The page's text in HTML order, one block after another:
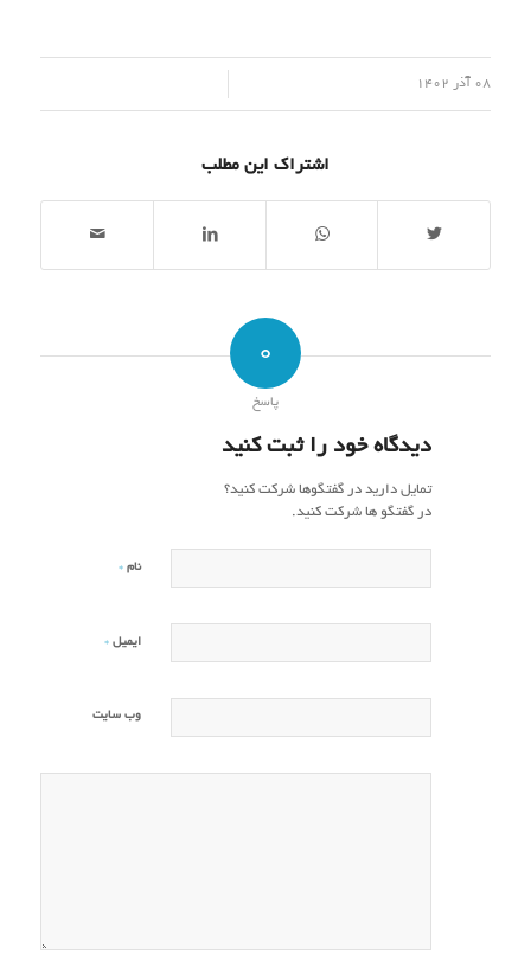
08 آذر 1402
اشتراک این مطلب
0
پاسخ
دیدگاه خود را ثبت کنید
تمایل دارید در گفتگوها شرکت کنید؟
در گفتگو ها شرکت کنید.
نام *
ایمیل *
وب‌ سایت